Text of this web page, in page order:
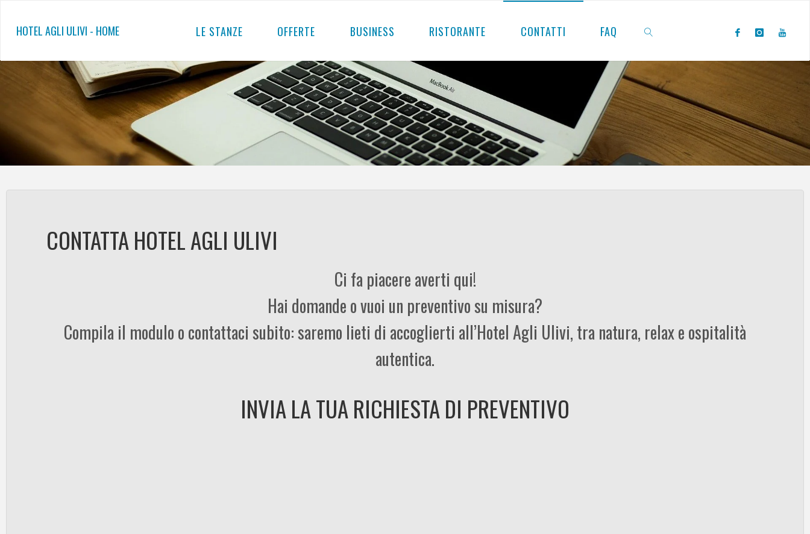
HOTEL AGLI ULIVI - HOME LE STANZE OFFERTE BUSINESS RISTORANTE CONTATTI FAQ
CERCA
CONTATTA HOTEL AGLI ULIVI
Ci fa piacere averti qui!
Hai domande o vuoi un preventivo su misura?
Compila il modulo o contattaci subito: saremo lieti di accoglierti all’Hotel Agli Ulivi, tra natura, relax e ospitalità
autentica.
INVIA LA TUA RICHIESTA DI PREVENTIVO